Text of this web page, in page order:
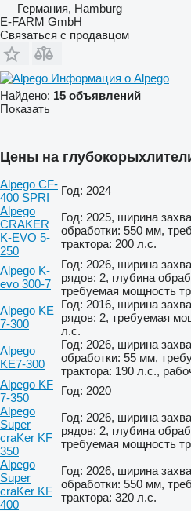
Германия, Hamburg
E-FARM GmbH
Связаться с продавцом
Информация о Alpego
Найдено: 15 объявлений
Показать
Цены на
Alpego CF-
400 SPRI
Год: 2024
Alpego
CRAKER
K-EVO 5-
250
Год: 2025, ширина
обработки: 550 мм,
трактора: 200 л.с.
Alpego K-
evo 300-7
Год: 2026, ширина
рядов: 2, глубина
требуемая мощность
Alpego KE
7-300
Год: 2016, ширина
рядов: 2, требуемая
л.с.
Alpego
KE7-300
Год: 2026, ширина
обработки: 55 мм,
трактора: 190 л.с.,
Alpego KF
7-350
Год: 2020
Alpego
Super
craKer KF
350
Год: 2026, ширина
рядов: 2, глубина
требуемая мощность
Alpego
Super
craKer KF
400
Год: 2026, ширина
обработки: 550 мм,
трактора: 320 л.с.